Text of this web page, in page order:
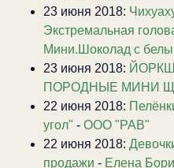
23 июня 2018:
Экстремальная
Мини.Шоколад с
23 июня 2018:
ПОРОДНЫЕ МИНИ
22 июня 2018:
угол" - ООО "РАВ"
22 июня 2018:
продажи - Елена